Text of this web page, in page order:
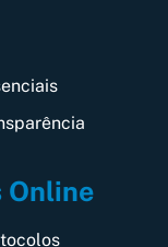
Online